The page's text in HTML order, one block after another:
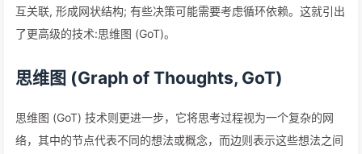
互关联, 形成网状结构; 有些决策可能需要考虑循环依赖。这就引出
了更高级的技术:思维图 (GoT)。
思维图 (Graph of Thoughts, GoT)
思维图 (GoT) 技术则更进一步，它将思考过程视为一个复杂的网
络，其中的节点代表不同的想法或概念，而边则表示这些想法之间